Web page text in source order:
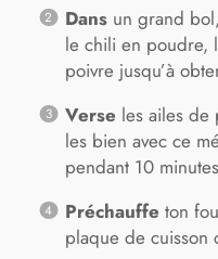
Dansun grand
le chili en poudre,
poivre jusqu’à
Verse les ailes de
les bien avec ce
pendant 10
Préchauffe ton
plaque de cuisson